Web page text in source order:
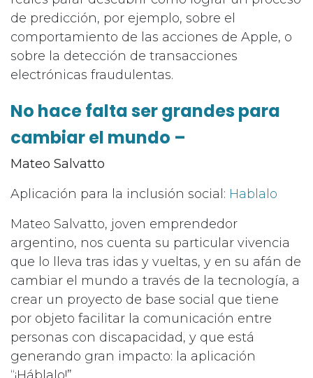
de predicción, por ejemplo, sobre el
comportamiento de las acciones de Apple, o
sobre la detección de transacciones
electrónicas fraudulentas.
No hace falta ser grandes para
cambiar el mundo –
Mateo Salvatto
Aplicación para la inclusión social: Hablalo
Mateo Salvatto, joven emprendedor
argentino, nos cuenta su particular vivencia
que lo lleva tras idas y vueltas, y en su afán de
cambiar el mundo a través de la tecnología, a
crear un proyecto de base social que tiene
por objeto facilitar la comunicación entre
personas con discapacidad, y que está
generando gran impacto: la aplicación